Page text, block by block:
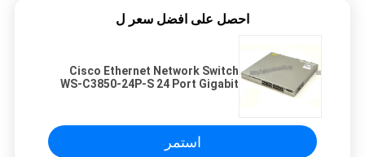
احصل على افضل سعر ل
Cisco Ethernet Network Switch
WS-C3850-24P-S 24 Port Gigabit
استمر